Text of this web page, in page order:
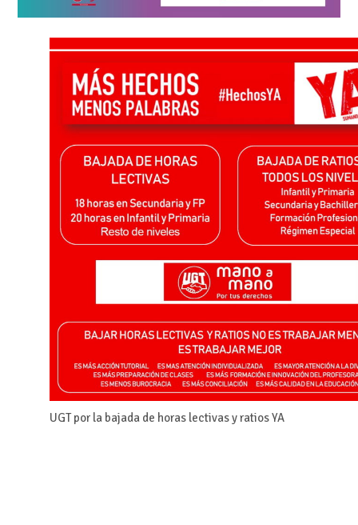
UGT por la bajada de horas lectivas y ratios YA